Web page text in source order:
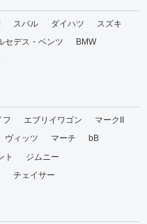
スバル ダイハツ
スズキ
セデス・ベンツ
BMW
フ エブリイワゴン
マークII
ヴィッツ マーチ
bB
ト
ジムニー
チェイサー